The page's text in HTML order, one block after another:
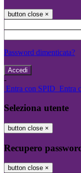
button close ×
Password dimenticata?
-
Entra con SPID Entra
Seleziona utente
button close ×
Recupero
button close ×